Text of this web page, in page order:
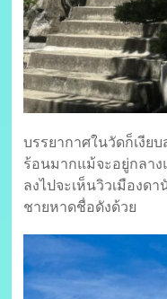
บรรยากาศในวัดก็เงี
ร้อนมากแม้จะอยู่กลา
ลงไปจะเห็นวิวเมือง
ชายหาดชื่อดังด้วย